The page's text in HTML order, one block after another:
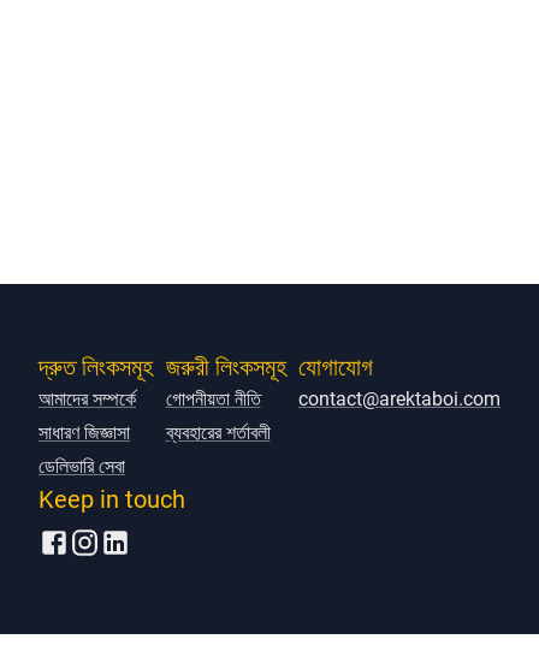
দ্রুত লিংকসমূহ
আমাদের সম্পর্কে
সাধারণ জিজ্ঞাসা
ডেলিভারি সেবা
জরুরী লিংকসমূহ
গোপনীয়তা নীতি
ব্যবহারের শর্তাবলী
যোগাযোগ
contact@arektaboi.com
Keep in touch